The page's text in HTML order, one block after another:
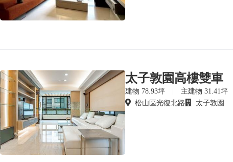
太子敦園高樓雙車
建物 78.93坪 主建物 31.41坪
松山區光復北路 太子敦園